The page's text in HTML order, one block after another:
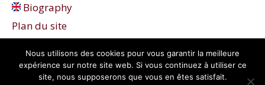
Biography
Plan du site
Nous utilisons des cookies pour vous garantir la meilleure
expérience sur notre site web. Si vous continuez à utiliser ce
site, nous supposerons que vous en êtes satisfait.